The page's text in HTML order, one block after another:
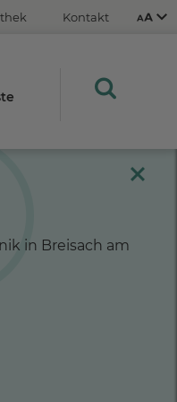
Kontakt
STRG
in Breisach am